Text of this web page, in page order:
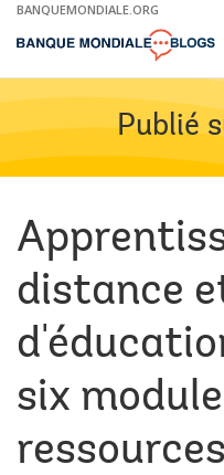
Skip
Main
BANQUEMONDIALE.ORG
Publié
distance
six